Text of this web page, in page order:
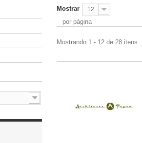
Mostrar 12
por página
Mostrando 1 - 12 de 28 itens